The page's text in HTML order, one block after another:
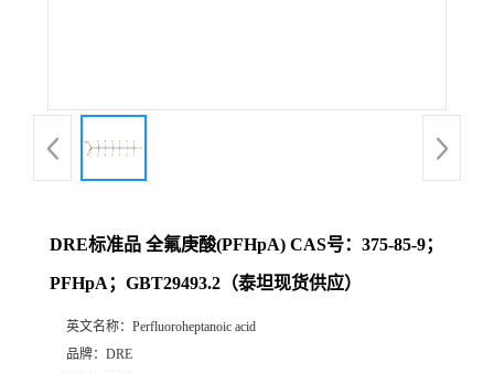
DRE标准品 全氟庚酸(PFHpA) CAS号：375-85-9；
PFHpA；GBT29493.2（泰坦现货供应）
英文名称： Perfluoroheptanoic acid
品牌： DRE